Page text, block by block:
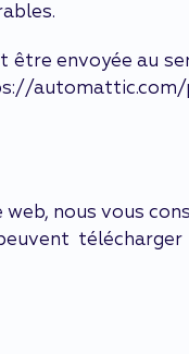
être envoyée au
nous vous